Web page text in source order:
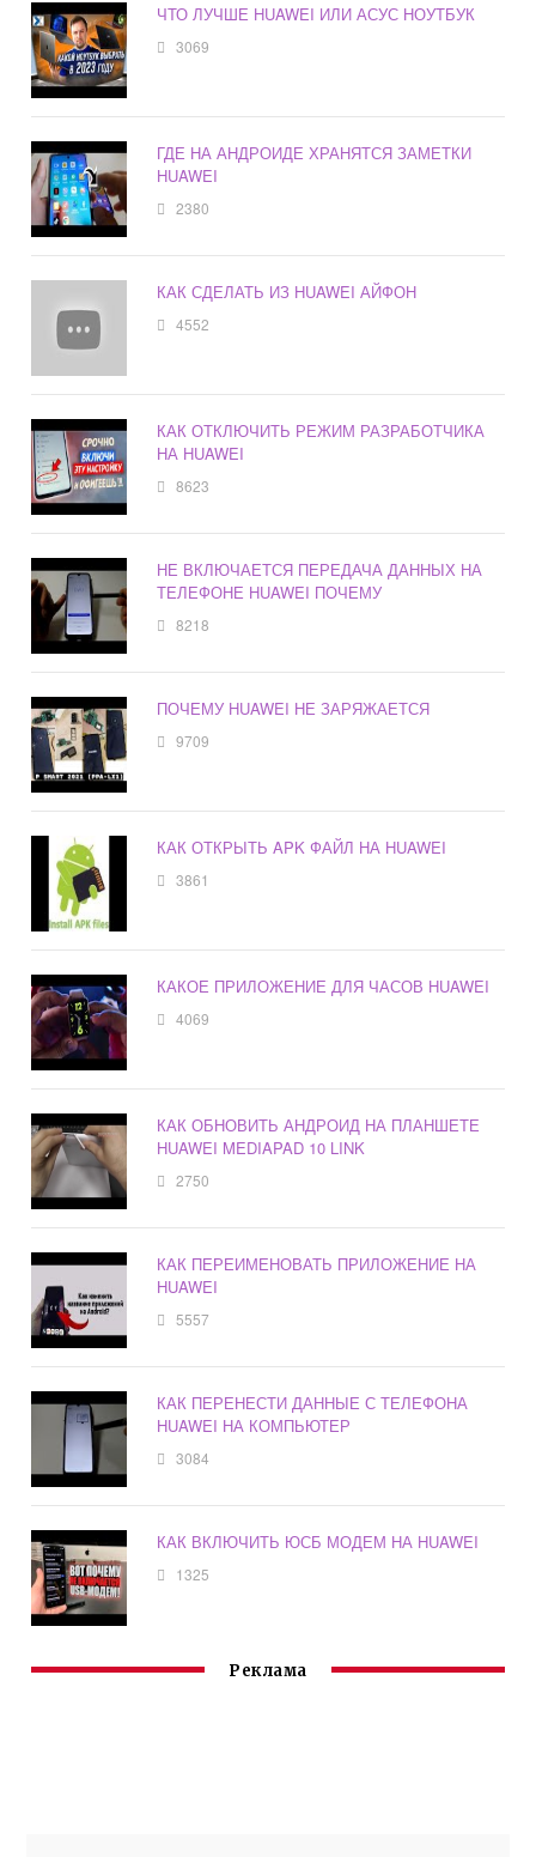
ЧТО ЛУЧШЕ HUAWEI ИЛИ АСУС НОУТБУК
3069
ГДЕ НА АНДРОИДЕ ХРАНЯТСЯ ЗАМЕТКИ
HUAWEI
2380
КАК СДЕЛАТЬ ИЗ HUAWEI АЙФОН
4552
КАК ОТКЛЮЧИТЬ РЕЖИМ РАЗРАБОТЧИКА
НА HUAWEI
8623
НЕ ВКЛЮЧАЕТСЯ ПЕРЕДАЧА ДАННЫХ НА
ТЕЛЕФОНЕ HUAWEI ПОЧЕМУ
8218
ПОЧЕМУ HUAWEI НЕ ЗАРЯЖАЕТСЯ
9709
КАК ОТКРЫТЬ APK ФАЙЛ НА HUAWEI
3861
КАКОЕ ПРИЛОЖЕНИЕ ДЛЯ ЧАСОВ HUAWEI
4069
КАК ОБНОВИТЬ АНДРОИД НА ПЛАНШЕТЕ
HUAWEI MEDIAPAD 10 LINK
2750
КАК ПЕРЕИМЕНОВАТЬ ПРИЛОЖЕНИЕ НА
HUAWEI
5557
КАК ПЕРЕНЕСТИ ДАННЫЕ С ТЕЛЕФОНА
HUAWEI НА КОМПЬЮТЕР
3084
КАК ВКЛЮЧИТЬ ЮСБ МОДЕМ НА HUAWEI
1325
Реклама